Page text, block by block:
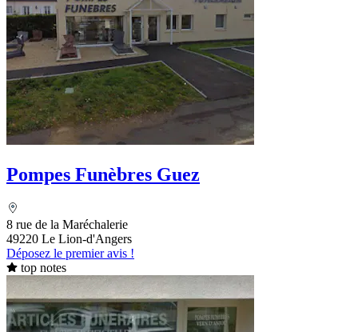
Pompes Funèbres Guez
8 rue de la Maréchalerie
49220 Le Lion-d'Angers
Déposez le premier avis !
top notes